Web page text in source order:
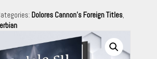
Dolores Cannon's Foreign Titles,